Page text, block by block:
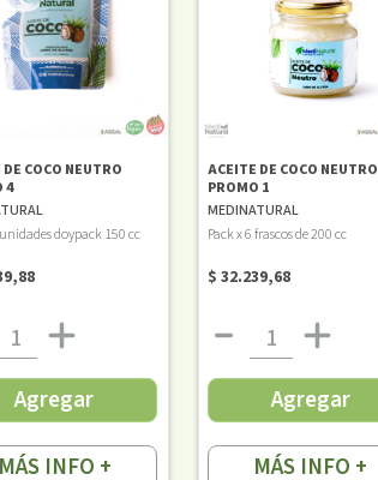
COCO NEUTRO
4
doypack 150 cc
Agregar
MÁS INFO +
ACEITE DE COCO NEUTRO
PROMO 1
MEDINATURAL
Pack x 6 frascos de 200 cc
$ 32.239,68
Agregar
MÁS INFO +